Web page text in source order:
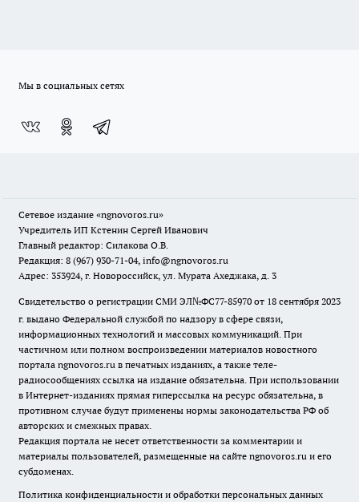
Мы в социальных сетях
Сетевое издание «ngnovoros.ru»
Учредитель ИП Кстенин Сергей Иванович
Главный редактор: Силакова О.В.
Редакция: 8 (967) 930-71-04, info@ngnovoros.ru
Адрес: 353924, г. Новороссийск, ул. Мурата Ахеджака, д. 3
Свидетельство о регистрации СМИ ЭЛ№ФС77-85970 от 18 сентября 2023
г. выдано Федеральной службой по надзору в сфере связи,
информационных технологий и массовых коммуникаций. При
частичном или полном воспроизведении материалов новостного
портала ngnovoros.ru в печатных изданиях, а также теле-
радиосообщениях ссылка на издание обязательна. При использовании
в Интернет-изданиях прямая гиперссылка на ресурс обязательна, в
противном случае будут применены нормы законодательства РФ об
авторских и смежных правах.
Редакция портала не несет ответственности за комментарии и
материалы пользователей, размещенные на сайте ngnovoros.ru и его
субдоменах.
Политика конфиденциальности и обработки персональных данных